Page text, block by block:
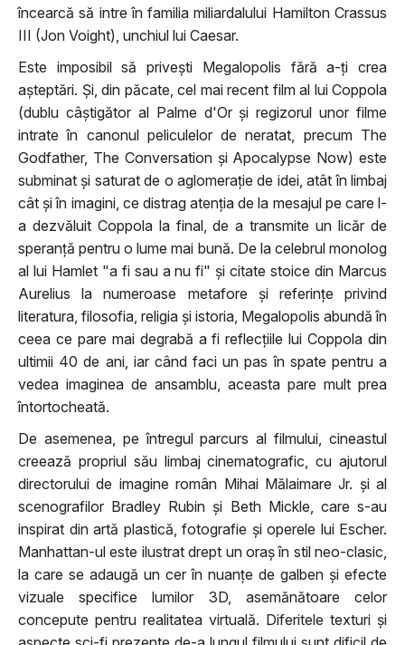
încearcă să intre în familia miliardalului Hamilton Crassus
III (Jon Voight), unchiul lui Caesar.
Este imposibil să privești Megalopolis fără a-ți crea
așteptări. Și, din păcate, cel mai recent film al lui Coppola
(dublu câștigător al Palme d'Or și regizorul unor filme
intrate în canonul peliculelor de neratat, precum The
Godfather, The Conversation și Apocalypse Now) este
subminat și saturat de o aglomerație de idei, atât în limbaj
cât și în imagini, ce distrag atenția de la mesajul pe care l-
a dezvăluit Coppola la final, de a transmite un licăr de
speranță pentru o lume mai bună. De la celebrul monolog
al lui Hamlet "a fi sau a nu fi" și citate stoice din Marcus
Aurelius la numeroase metafore și referințe privind
literatura, filosofia, religia și istoria, Megalopolis abundă în
ceea ce pare mai degrabă a fi reflecțiile lui Coppola din
ultimii 40 de ani, iar când faci un pas în spate pentru a
vedea imaginea de ansamblu, aceasta pare mult prea
întortocheată.
De asemenea, pe întregul parcurs al filmului, cineastul
creează propriul său limbaj cinematografic, cu ajutorul
directorului de imagine român Mihai Mălaimare Jr. și al
scenografilor Bradley Rubin și Beth Mickle, care s-au
inspirat din artă plastică, fotografie și operele lui Escher.
Manhattan-ul este ilustrat drept un oraș în stil neo-clasic,
la care se adaugă un cer în nuanțe de galben și efecte
vizuale specifice lumilor 3D, asemănătoare celor
concepute pentru realitatea virtuală. Diferitele texturi și